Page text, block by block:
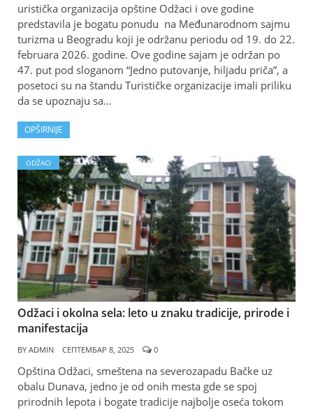
uristička organizacija opštine Odžaci i ove godine
predstavila je bogatu ponudu na Međunarodnom sajmu
turizma u Beogradu koji je održanu periodu od 19. do 22.
februara 2026. godine. Ove godine sajam je održan po
47. put pod sloganom “Jedno putovanje, hiljadu priča”, a
posetoci su na štandu Turističke organizacije imali priliku
da se upoznaju sa…
OPŠIRNIJE
ODŽACI
Odžaci i okolna sela: leto u znaku tradicije, prirode i
manifestacija
BY ADMIN СЕПТЕМБАР 8, 2025 0
Opština Odžaci, smeštena na severozapadu Bačke uz
obalu Dunava, jedno je od onih mesta gde se spoj
prirodnih lepota i bogate tradicije najbolje oseća tokom